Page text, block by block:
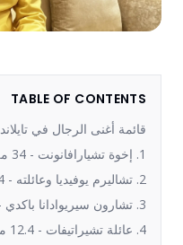
TABLE OF CONTENTS
قائمة أغنى الرجال في تايلاند 2026 - المليارديرات التايلنديون
1. إخوة تشيارافانونت - 34 مليار دولار
2. تشاليرم يوفيديا وعائلته - 33.4 مليار دولار
3. تشارون سيريوادانا باكدي - 13.6 مليار دولار
4. عائلة تشيراتيفات - 12.4 مليار دولار